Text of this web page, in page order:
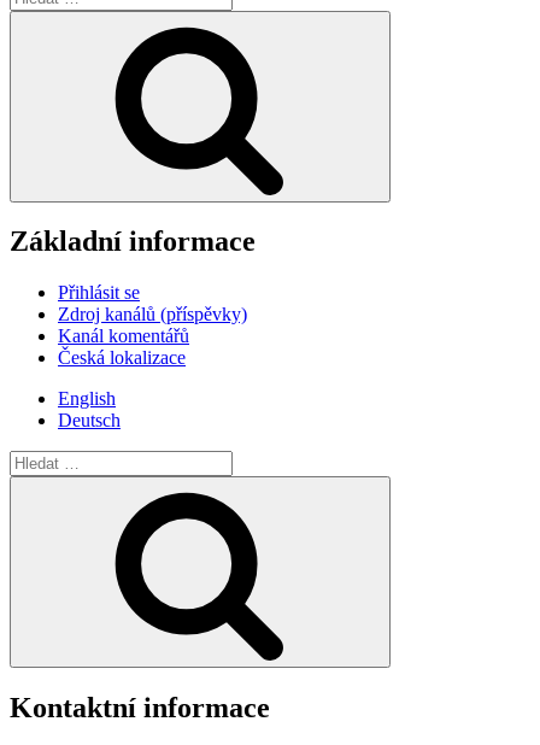
Základní informace
Přihlásit se
Zdroj kanálů (příspěvky)
Kanál komentářů
Česká lokalizace
English
Deutsch
Hledat:
Kontaktní informace